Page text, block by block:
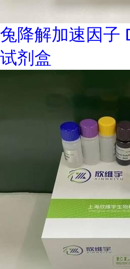
兔降解加速因子
试剂盒